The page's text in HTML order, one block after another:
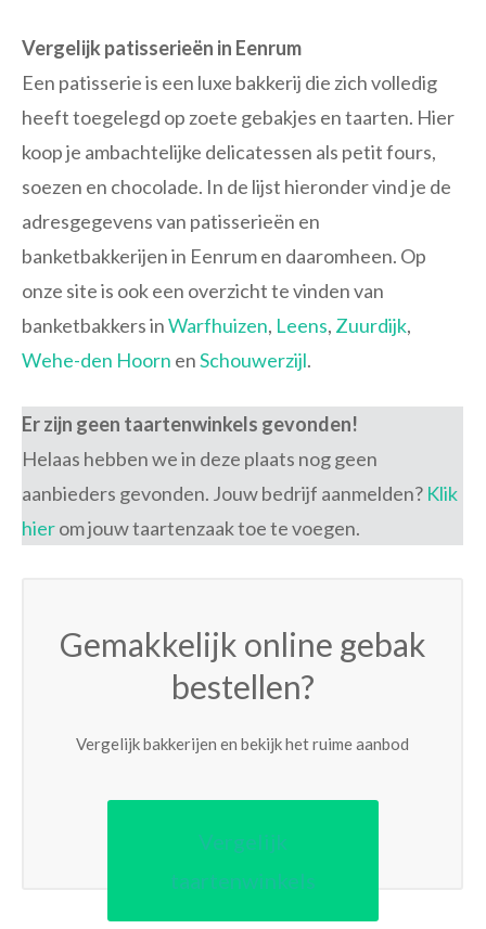
Vergelijk patisserieën in Eenrum
Een patisserie is een luxe bakkerij die zich volledig
heeft toegelegd op zoete gebakjes en taarten. Hier
koop je ambachtelijke delicatessen als petit fours,
soezen en chocolade. In de lijst hieronder vind je de
adresgegevens van patisserieën en
banketbakkerijen in Eenrum en daaromheen. Op
onze site is ook een overzicht te vinden van
banketbakkers inWarfhuizen, Leens, Zuurdijk,
Wehe-den Hoorn enSchouwerzijl.
Er zijn geen taartenwinkels gevonden!
Helaas hebben we in deze plaats nog geen
aanbieders gevonden. Jouw bedrijf aanmelden? Klik
hierom jouw taartenzaak toe te voegen.
Gemakkelijk online gebak
bestellen?
Vergelijk bakkerijen en bekijk het ruime aanbod
Vergelijk
taartenwinkels